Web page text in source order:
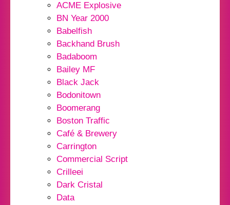
ACME Explosive
BN Year 2000
Babelfish
Backhand Brush
Badaboom
Bailey MF
Black Jack
Bodonitown
Boomerang
Boston Traffic
Café & Brewery
Carrington
Commercial Script
Crilleei
Dark Cristal
Data